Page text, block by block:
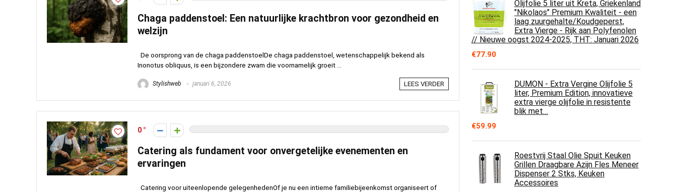
Chaga paddenstoel: Een natuurlijke krachtbron voor gezondheid en
welzijn
De oorsprong van de chaga paddenstoelDe chaga paddenstoel, wetenschappelijk bekend als
Inonotus obliquus, is een bijzondere zwam die voornamelijk groeit ...
Stylishweb januari 6, 2026 LEES VERDER
0
Catering als fundament voor onvergetelijke evenementen en
ervaringen
Catering voor uiteenlopende gelegenhedenOf je nu een intieme familiebijeenkomst organiseert of
Olijfolie 5 liter uit Kreta, Griekenland
"Nikolaos" Premium Kwaliteit - een
laag zuurgehalte/Koudgeperst,
Extra Vierge - Rijk aan Polyfenolen
// Nieuwe oogst 2024-2025, ΤΗΤ: Januari 2026
€77.90
DUMON - Extra Vergine Olijfolie 5
liter, Premium Edition, innovatieve
extra vierge olijfolie in resistente
blik met…
€59.99
Roestvrij Staal Olie Spuit Keuken
Grillen Draagbare Azijn Fles Meneer
Dispenser 2 Stks, Keuken
Accessoires